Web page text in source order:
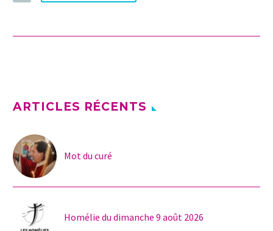
ARTICLES RÉCENTS
Mot du curé
Homélie du dimanche 9 août 2026